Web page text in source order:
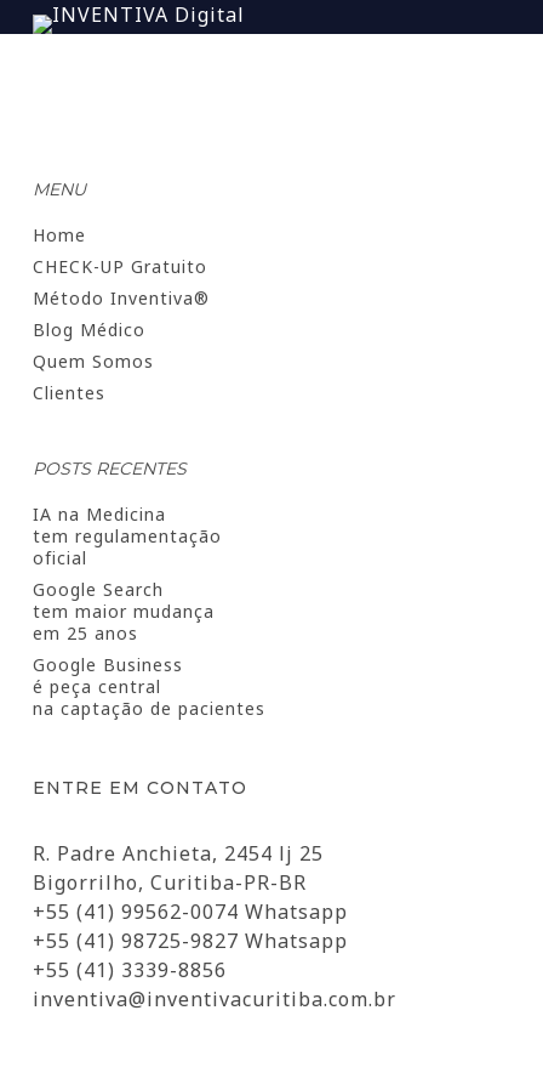
MENU
Home
CHECK-UP Gratuito
Método Inventiva®
Blog Médico
Quem Somos
Clientes
POSTS RECENTES
IA na Medicina
tem regulamentação
oficial
Google Search
tem maior mudança
em 25 anos
Google Business
é peça central
na captação de pacientes
ENTRE EM CONTATO
R. Padre Anchieta, 2454 lj 25
Bigorrilho, Curitiba-PR-BR
+55 (41) 99562-0074 Whatsapp
+55 (41) 98725-9827 Whatsapp
+55 (41) 3339-8856
inventiva@inventivacuritiba.com.br